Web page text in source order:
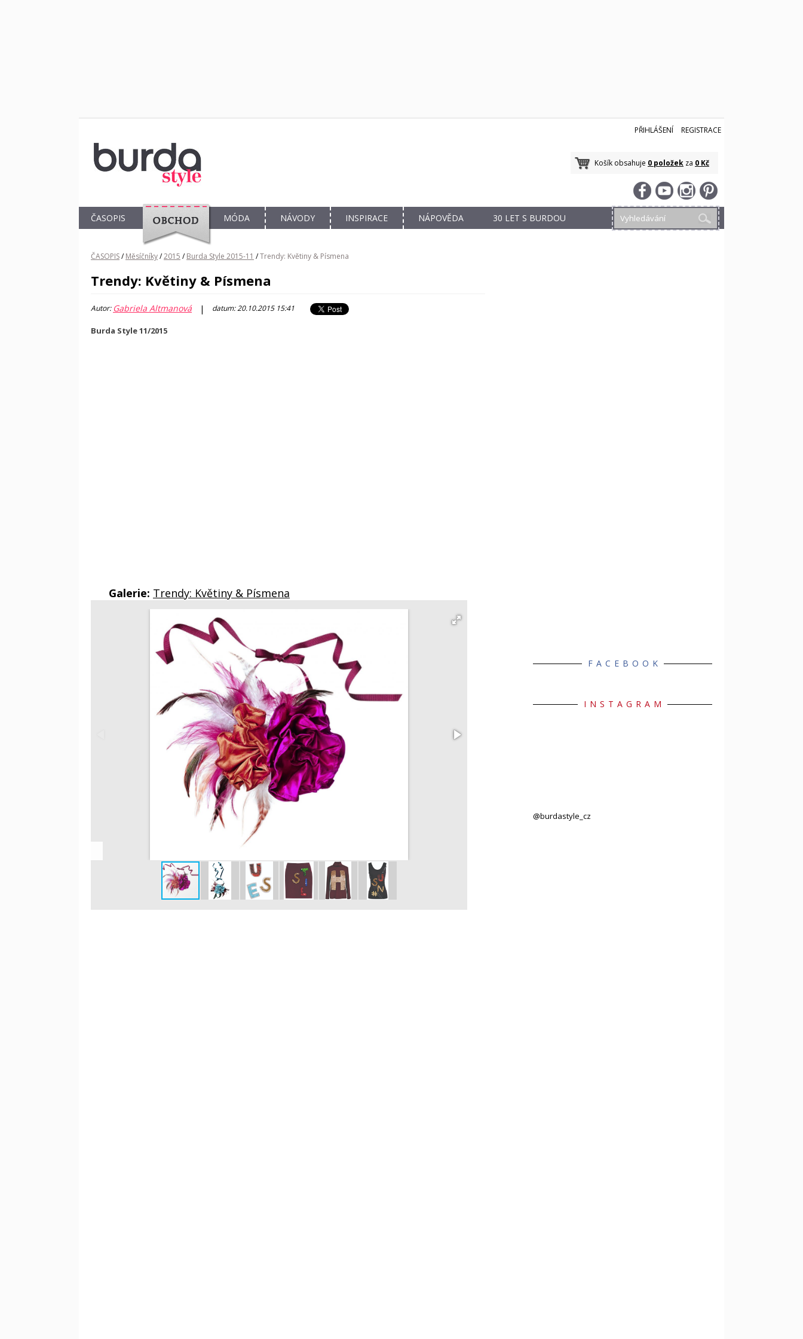
PŘIHLÁŠENÍ REGISTRACE
Košík obsahuje 0 položek za 0 Kč
ČASOPIS
OBCHOD
MÓDA NÁVODY INSPIRACE NÁPOVĚDA 30 LET S BURDOU
ČASOPIS/ Měsíčníky/2015 / Burda Style 2015-11 /Trendy: Květiny & Písmena
Trendy: Květiny & Písmena
Autor: Gabriela Altmanová | datum: 20.10.2015 15:41
Burda Style 11/2015
Galerie: Trendy: Květiny & Písmena
FACEBOOK
INSTAGRAM
@burdastyle_cz